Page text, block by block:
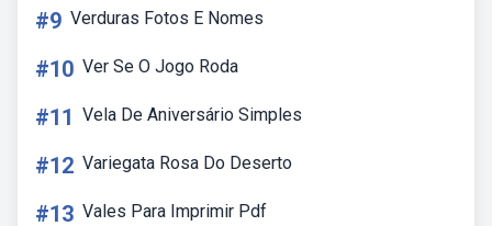
#9 Verduras Fotos E Nomes
#10 Ver Se O Jogo Roda
#11 Vela De Aniversário Simples
#12 Variegata Rosa Do Deserto
#13 Vales Para Imprimir Pdf